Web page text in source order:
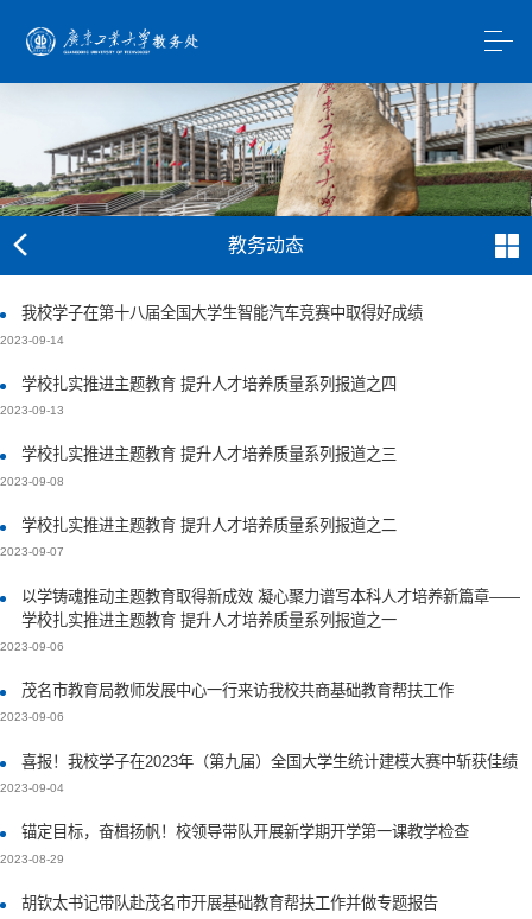
教务动态
我校学子在第十八届全国大学生智能汽车竞赛中取得好成绩
2023-09-14
学校扎实推进主题教育 提升人才培养质量系列报道之四
2023-09-13
学校扎实推进主题教育 提升人才培养质量系列报道之三
2023-09-08
学校扎实推进主题教育 提升人才培养质量系列报道之二
2023-09-07
以学铸魂推动主题教育取得新成效 凝心聚力谱写本科人才培养新篇章——
学校扎实推进主题教育 提升人才培养质量系列报道之一
2023-09-06
茂名市教育局教师发展中心一行来访我校共商基础教育帮扶工作
2023-09-06
喜报！我校学子在2023年（第九届）全国大学生统计建模大赛中斩获佳绩
2023-09-04
锚定目标，奋楫扬帆！校领导带队开展新学期开学第一课教学检查
2023-08-29
胡钦太书记带队赴茂名市开展基础教育帮扶工作并做专题报告